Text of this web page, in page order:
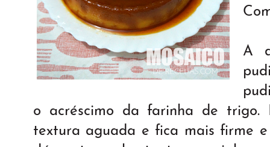
A
o acréscimo da farinha de
textura aguada e fica mais firme